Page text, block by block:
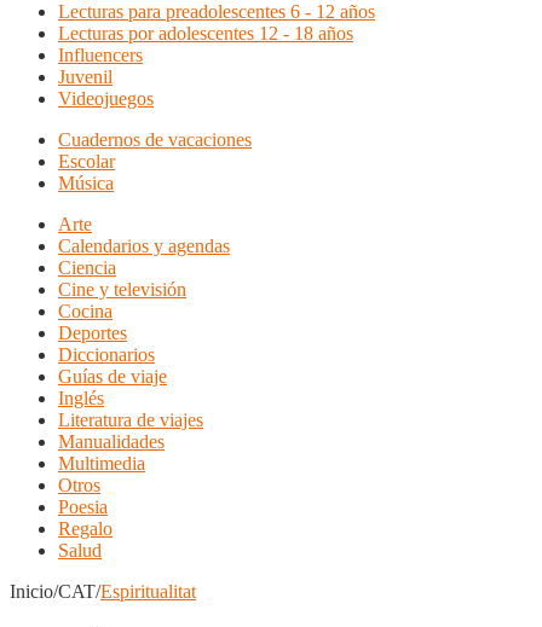
Lecturas para preadolescentes 6 - 12 años
Lecturas por adolescentes 12 - 18 años
Influencers
Juvenil
Videojuegos
Cuadernos de vacaciones
Escolar
Música
Arte
Calendarios y agendas
Ciencia
Cine y televisión
Cocina
Deportes
Diccionarios
Guías de viaje
Inglés
Literatura de viajes
Manualidades
Multimedia
Otros
Poesia
Regalo
Salud
Inicio/CAT/Espiritualitat